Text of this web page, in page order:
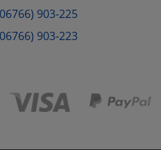
903-225
903-223